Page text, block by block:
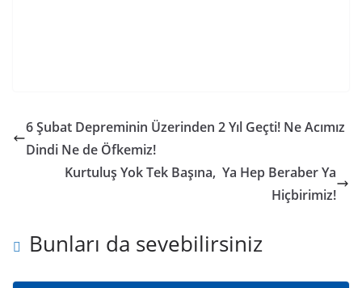
6 Şubat Depreminin Üzerinden 2 Yıl Geçti! Ne Acımız
Dindi Ne de Öfkemiz!
Kurtuluş Yok Tek Başına, Ya Hep Beraber Ya
Hiçbirimiz!
Bunları da sevebilirsiniz